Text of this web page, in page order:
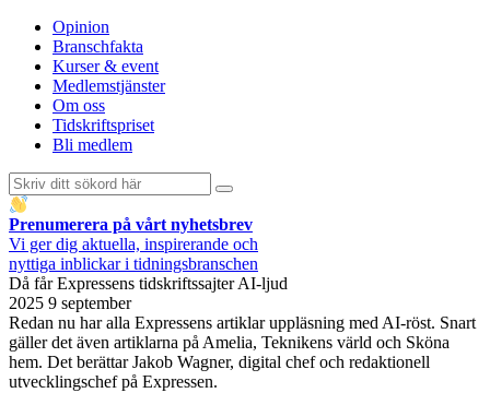
Opinion
Branschfakta
Kurser & event
Medlemstjänster
Om oss
Tidskriftspriset
Bli medlem
Prenumerera på vårt nyhetsbrev
Vi ger dig aktuella, inspirerande och
nyttiga inblickar i tidningsbranschen
Då får Expressens tidskriftssajter AI-ljud
2025 9 september
Redan nu har alla Expressens artiklar uppläsning med AI-röst. Snart
gäller det även artiklarna på Amelia, Teknikens värld och Sköna
hem. Det berättar Jakob Wagner, digital chef och redaktionell
utvecklingschef på Expressen.